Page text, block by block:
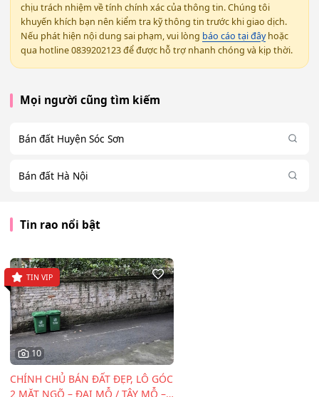
chịu trách nhiệm về tính chính xác của thông tin. Chúng tôi
khuyến khích bạn nên kiểm tra kỹ thông tin trước khi giao dịch.
Nếu phát hiện nội dung sai phạm, vui lòng báo cáo tại đâyhoặc
qua hotline 0839202123 để được hỗ trợ nhanh chóng và kịp thời.
Mọi người cũng tìm kiếm
Bán đất Huyện Sóc Sơn
Bán đất Hà Nội
Tin rao nổi bật
10
TIN VIP
CHÍNH CHỦ BÁN ĐẤT ĐẸP, LÔ GÓC
2 MẶT NGÕ – ĐẠI MỖ / TÂY MỖ –